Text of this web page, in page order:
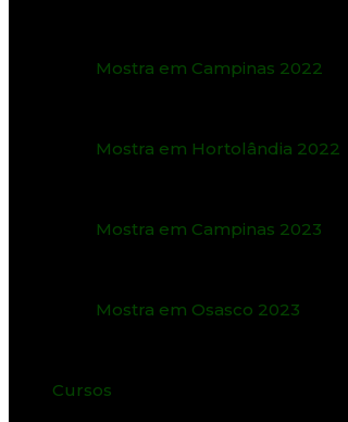
Mostra em Campinas 2022
Mostra em Hortolândia 2022
Mostra em Campinas 2023
Mostra em Osasco 2023
Cursos